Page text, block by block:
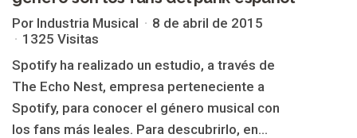
Por Industria Musical
8 de abril de 2015
1325 Visitas
Spotify ha realizado un estudio, a través de
The Echo Nest, empresa perteneciente a
Spotify, para conocer el género musical con
los fans más leales. Para descubrirlo, en...